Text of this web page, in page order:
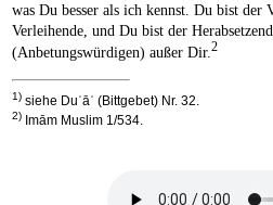
was Du besser als ich kennst. Du bist der
Verleihende, und Du bist der
(Anbetungswürdigen) außer Dir. 2
1) siehe Duʿāʾ (Bittgebet) Nr. 32.
2) Imām Muslim 1/534.